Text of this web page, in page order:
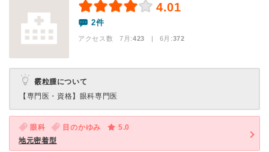
4.01
2件
アクセス数 7月:423 | 6月:372
霰粒腫について
【専門医・資格】 眼科専門医
眼科 目のかゆみ
5.0
地元密着型